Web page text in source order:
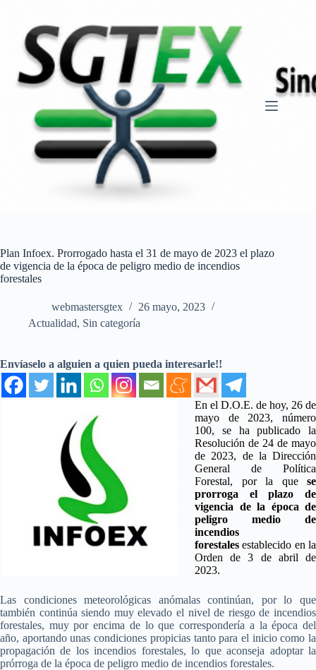
contenido
Plan Infoex. Prorrogado hasta el 31 de mayo de 2023 el plazo
de vigencia de la época de peligro medio de incendios
forestales
webmastersgtex
26 mayo, 2023
Actualidad, Sin categoría
Envíaselo a alguien a quien pueda interesarle!!
En el D.O.E. de hoy, 26 de
mayo de 2023, número
100, se ha publicado la
Resolución de 24 de mayo
de 2023, de la Dirección
General de Política
Forestal, por la quese
prorroga el plazo de
vigencia de la época de
peligro medio de
incendios
forestales establecido en la
Orden de 3 de abril de
2023.
Las condiciones meteorológicas anómalas continúan, por lo que
también continúa siendo muy elevado el nivel de riesgo de incendios
forestales, muy por encima de lo que correspondería a la época del
año, aportando unas condiciones propicias tanto para el inicio como la
propagación de los incendios forestales, lo que aconseja adoptar la
prórroga de la época de peligro medio de incendios forestales.